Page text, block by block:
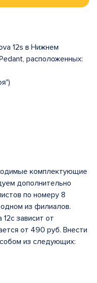
12s в Нижнем
расположенных:
комплектующие
дополнительно
по номеру 8
из филиалов.
зависит от
от 490 руб. Внести
из следующих: